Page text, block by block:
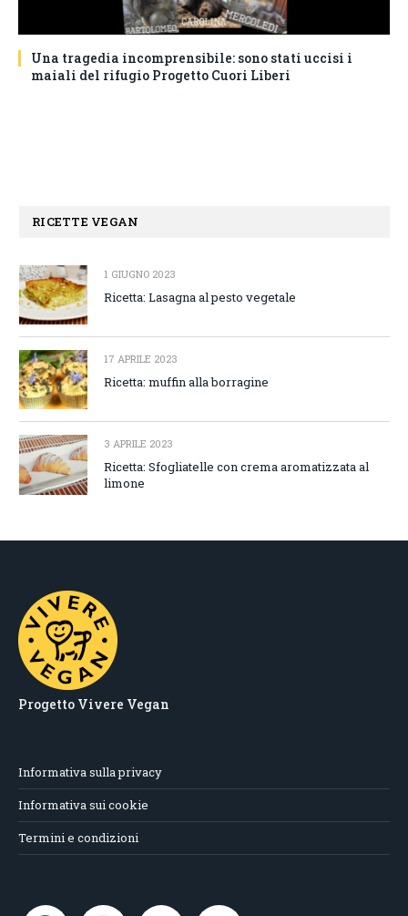
Una tragedia incomprensibile: sono stati uccisi i
maiali del rifugio Progetto Cuori Liberi
RICETTE VEGAN
1 GIUGNO 2023
Ricetta: Lasagna al pesto vegetale
17 APRILE 2023
Ricetta: muffin alla borragine
3 APRILE 2023
Ricetta: Sfogliatelle con crema aromatizzata al
limone
Progetto Vivere Vegan
Informativa sulla privacy
Informativa sui cookie
Termini e condizioni